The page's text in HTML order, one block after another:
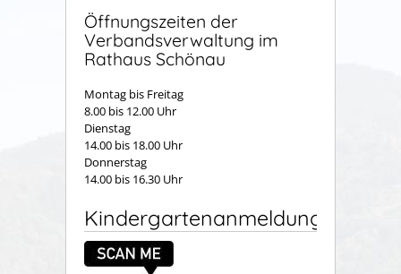
Öffnungszeiten der
Verbandsverwaltung im
Rathaus Schönau
Montag bis Freitag
8.00 bis 12.00 Uhr
Dienstag
14.00 bis 18.00 Uhr
Donnerstag
14.00 bis 16.30 Uhr
Kindergartenanmeldung